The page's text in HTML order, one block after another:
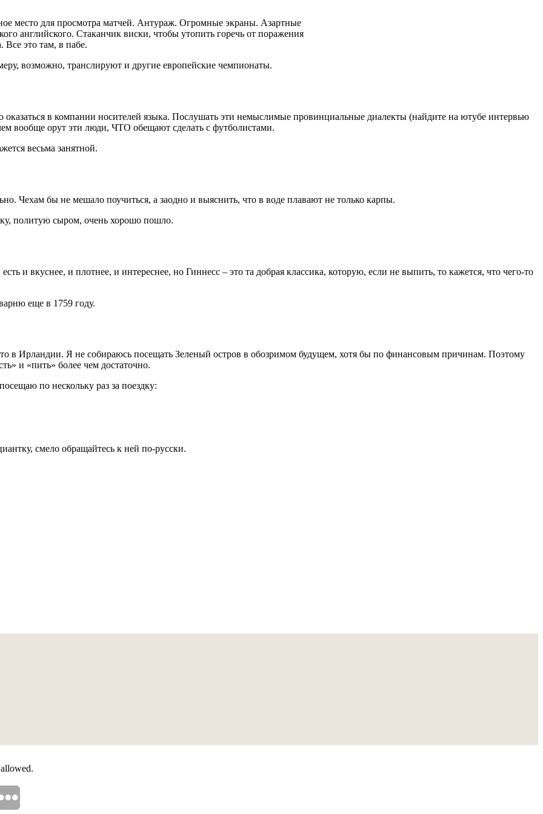
место для просмотра матчей. Антураж. Огромные экраны. Азартные
английского. Стаканчик виски, чтобы утопить горечь от поражения
это там, в пабе.
возможно, транслируют и другие европейские чемпионаты.
в компании носителей языка. Послушать эти немыслимые провинциальные диалекты (найдите на ютубе интервью
вообще орут эти люди, ЧТО обещают сделать с футболистами.
весьма занятной.
Чехам бы не мешало поучиться, а заодно и выяснить, что в воде плавают не только карпы.
политую сыром, очень хорошо пошло.
и вкуснее, и плотнее, и интереснее, но Гиннесс – это та добрая классика, которую, если не выпить, то кажется, что чего-то
еще в 1759 году.
в Ирландии. Я не собираюсь посещать Зеленый остров в обозримом будущем, хотя бы по финансовым причинам. Поэтому
и «пить» более чем достаточно.
по нескольку раз за поездку:
смело обращайтесь к ней по-русски.